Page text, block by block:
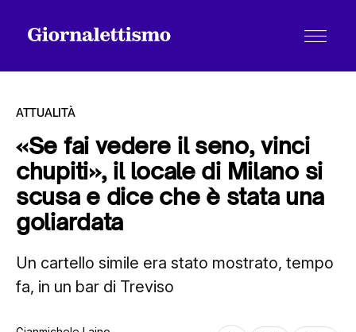
Tutti gli articoli
Chi siamo
Contatti
ATTUALITÀ
«Se fai vedere il seno, vinci
chupiti», il locale di Milano si
scusa e dice che è stata una
goliardata
Un cartello simile era stato mostrato, tempo
fa, in un bar di Treviso